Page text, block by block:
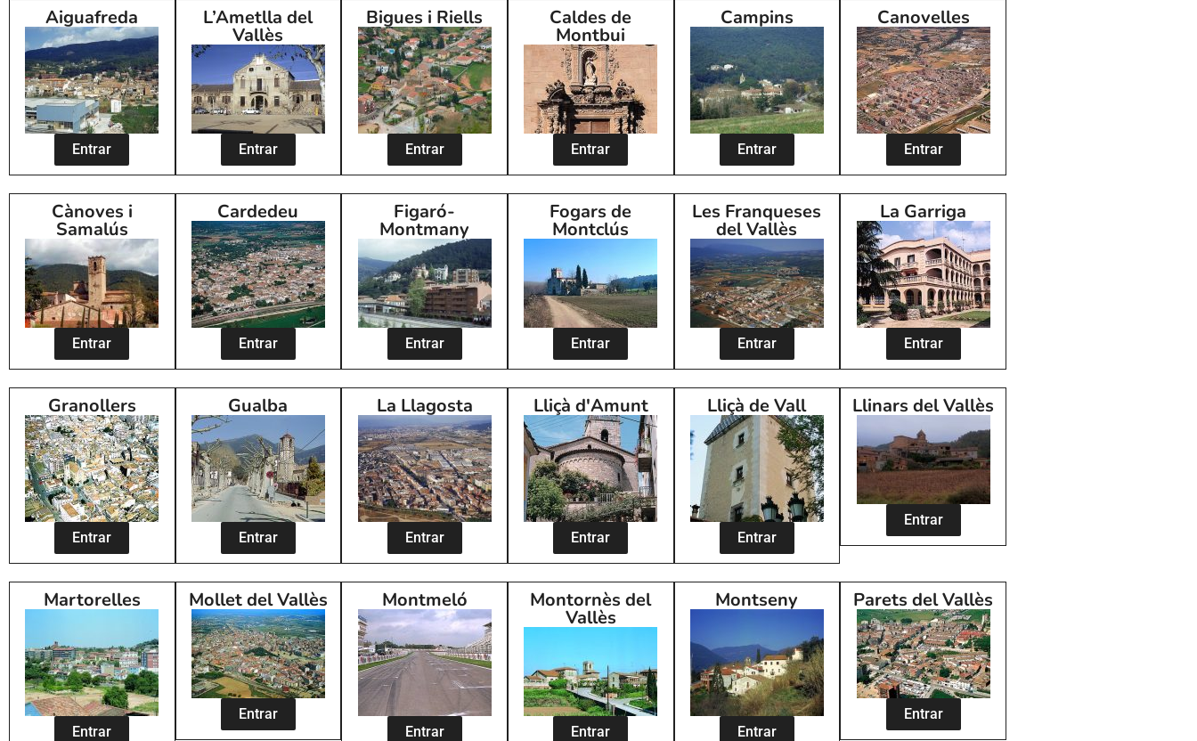
Aiguafreda
Entrar
L’Ametlla del
Vallès
Entrar
Bigues i Riells
Entrar
Caldes de
Montbui
Entrar
Campins
Entrar
Canovelles
Entrar
Cànoves i
Samalús
Entrar
Cardedeu
Entrar
Figaró-
Montmany
Entrar
Fogars de
Montclús
Entrar
Les Franqueses
del Vallès
Entrar
La Garriga
Entrar
Granollers
Entrar
Gualba
Entrar
La Llagosta
Entrar
Lliçà d'Amunt
Entrar
Lliçà de Vall
Entrar
Llinars del Vallès
Entrar
Martorelles
Entrar
Mollet del Vallès
Entrar
Montmeló
Entrar
Montornès del
Vallès
Entrar
Montseny
Entrar
Parets del Vallès
Entrar